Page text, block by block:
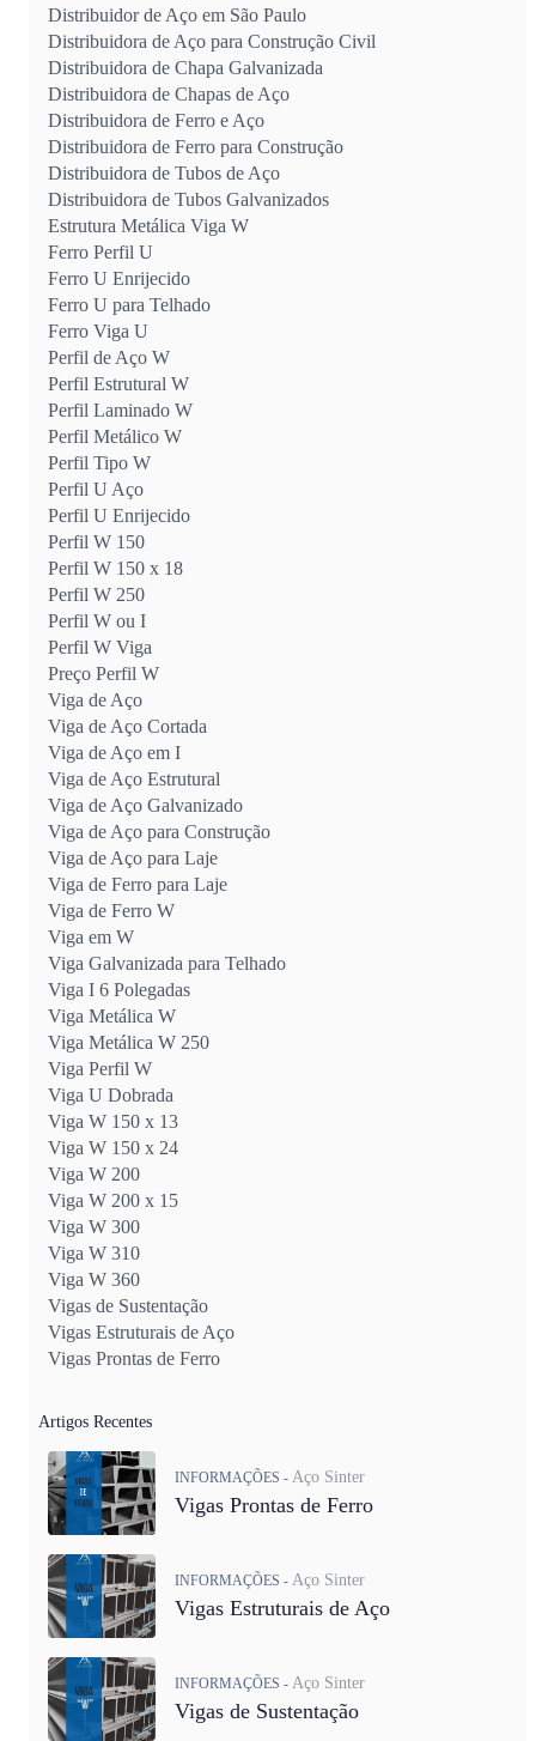
Distribuidor de Aço em São Paulo
Distribuidora de Aço para Construção Civil
Distribuidora de Chapa Galvanizada
Distribuidora de Chapas de Aço
Distribuidora de Ferro e Aço
Distribuidora de Ferro para Construção
Distribuidora de Tubos de Aço
Distribuidora de Tubos Galvanizados
Estrutura Metálica Viga W
Ferro Perfil U
Ferro U Enrijecido
Ferro U para Telhado
Ferro Viga U
Perfil de Aço W
Perfil Estrutural W
Perfil Laminado W
Perfil Metálico W
Perfil Tipo W
Perfil U Aço
Perfil U Enrijecido
Perfil W 150
Perfil W 150 x 18
Perfil W 250
Perfil W ou I
Perfil W Viga
Preço Perfil W
Viga de Aço
Viga de Aço Cortada
Viga de Aço em I
Viga de Aço Estrutural
Viga de Aço Galvanizado
Viga de Aço para Construção
Viga de Aço para Laje
Viga de Ferro para Laje
Viga de Ferro W
Viga em W
Viga Galvanizada para Telhado
Viga I 6 Polegadas
Viga Metálica W
Viga Metálica W 250
Viga Perfil W
Viga U Dobrada
Viga W 150 x 13
Viga W 150 x 24
Viga W 200
Viga W 200 x 15
Viga W 300
Viga W 310
Viga W 360
Vigas de Sustentação
Vigas Estruturais de Aço
Vigas Prontas de Ferro
Artigos Recentes
INFORMAÇÕES - Aço Sinter
Vigas Prontas de Ferro
INFORMAÇÕES - Aço Sinter
Vigas Estruturais de Aço
INFORMAÇÕES - Aço Sinter
Vigas de Sustentação